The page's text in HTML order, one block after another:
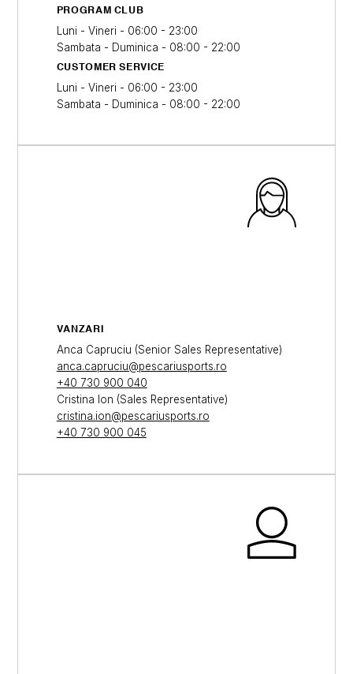
PROGRAM CLUB
Luni - Vineri - 06:00 - 23:00
Sambata - Duminica - 08:00 - 22:00
CUSTOMER SERVICE
Luni - Vineri - 06:00 - 23:00
Sambata - Duminica - 08:00 - 22:00
VANZARI
Anca Capruciu (Senior Sales Representative)
anca.capruciu@pescariusports.ro
+40 730 900 040
Cristina Ion (Sales Representative)
cristina.ion@pescariusports.ro
+40 730 900 045